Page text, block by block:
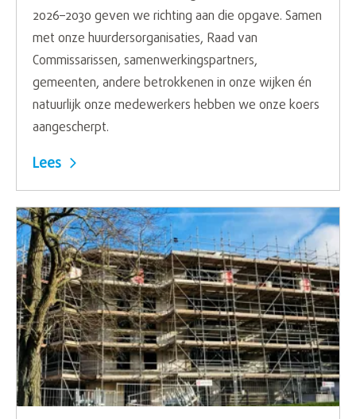
2026–2030 geven we richting aan die opgave. Samen
met onze huurdersorganisaties, Raad van
Commissarissen, samenwerkingspartners,
gemeenten, andere betrokkenen in onze wijken én
natuurlijk onze medewerkers hebben we onze koers
aangescherpt.
Lees